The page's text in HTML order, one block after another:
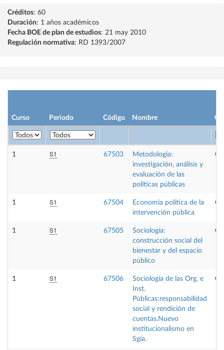
Créditos: 60
Duración: 1 años académicos
Fecha BOE de plan de estudios: 21 may 2010
Regulación normativa: RD 1393/2007
Curso Periodo Código Nombre
1 S1 67503
Metodología:
investigación, análisis y
evaluación de las
políticas públicas
1 S1 67504
Economía política de la
intervención pública
1 S1 67505
Sociología:
construcción social del
bienestar y del espacio
público
1 S1 67506
Sociología de las Org. e
Inst.
Públicas:responsabilidad
social y rendición de
cuentas.Nuevo
institucionalismo en
Sgía.